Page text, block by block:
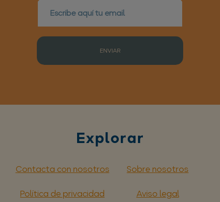
ENVIAR
Explorar
Contacta con nosotros
Sobre nosotros
Política de privacidad
Aviso legal